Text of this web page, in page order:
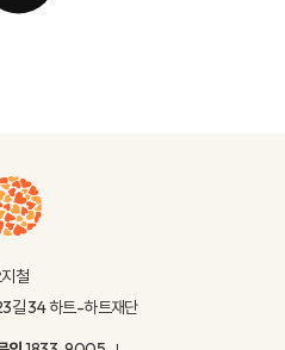
철
길 34 하트-하트재단